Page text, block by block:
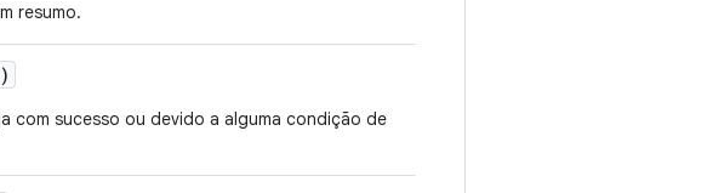
resumo.
com sucesso ou devido a alguma condição de